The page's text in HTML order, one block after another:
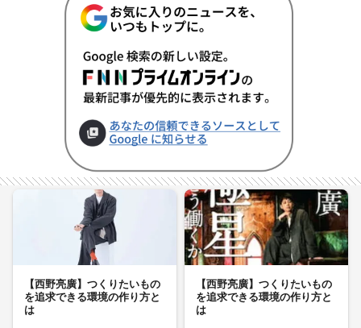
【西野亮廣】つくりたいもの
を追求できる環境の作り方と
は
【西野亮廣】つくりたいもの
を追求できる環境の作り方と
は